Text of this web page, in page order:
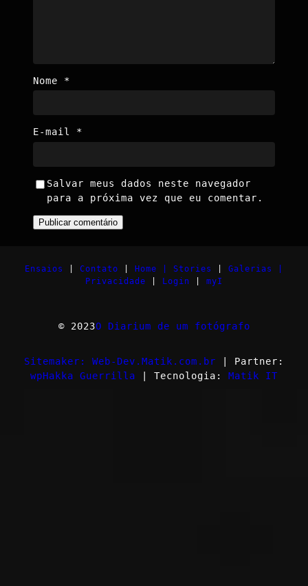
Nome *
E-mail *
Salvar meus dados neste navegador
para a próxima vez que eu comentar.
Ensaios Contato Home | Stories
Galerias |
Privacidade
Login myI
© 2023O Diarium de um fotógrafo
Sitemaker: Web-Dev.Matik.com.br | Partner:
wpHakka Guerrilla | Tecnologia: Matik IT